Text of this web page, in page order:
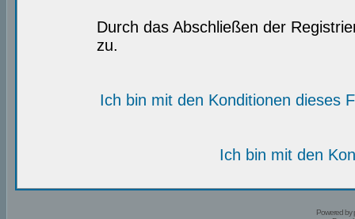
Durch das Abschließen der
zu.
Ich bin mit den Konditionen dieses
Ich bin mit den
Powered by